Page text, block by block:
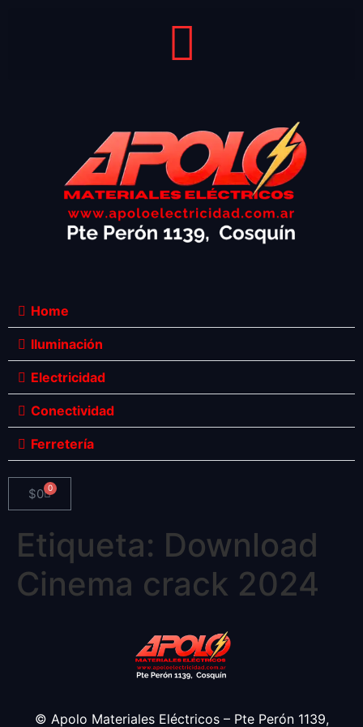
Home
Iluminación
Electricidad
Conectividad
Ferretería
$0 0
Etiqueta: Download
Cinema crack 2024
© Apolo Materiales Eléctricos – Pte Perón 1139,